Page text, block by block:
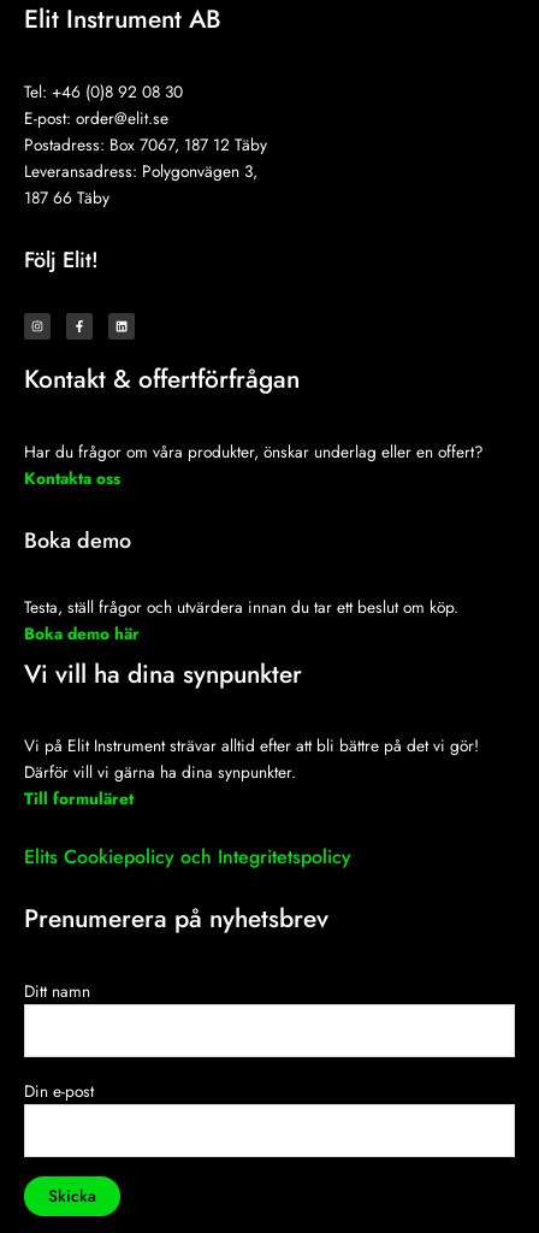
Elit Instrument AB
Tel: +46 (0)8 92 08 30
E-post: order@elit.se
Postadress: Box 7067, 187 12 Täby
Leveransadress: Polygonvägen 3,
187 66 Täby
Följ Elit!
I
n
s
a
g
r
F
a
c
o
o
L
i
n
e
d
i
Kontakt & offertförfrågan
Har du frågor om våra produkter, önskar underlag eller en offert?
Kontakta oss
Boka demo
Testa, ställ frågor och utvärdera innan du tar ett beslut om köp.
Boka demo här
Vi vill ha dina synpunkter
Vi på Elit Instrument strävar alltid efter att bli bättre på det vi gör!
Därför vill vi gärna ha dina synpunkter.
Till formuläret
Elits Cookiepolicy och Integritetspolicy
Prenumerera på nyhetsbrev
Ditt namn
Din e-post